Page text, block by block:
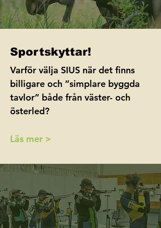
Sportskyttar!
Varför välja SIUS när det finns
billigare och ”simplare byggda
tavlor” både från väster- och
österled?
Läs mer >